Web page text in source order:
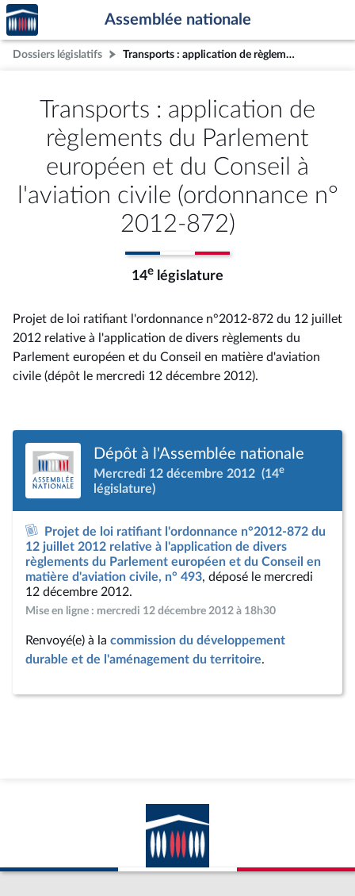
Aller au contenu
Aller en bas de la page
Accèder
à la
page
d'accueil
Assemblée nationale
Dossiers législatifs Transports : application de règlements du Parlement européen et du Conseil à l'aviation civile (ordonnance n° 2012-872)
Transports : application de
règlements du Parlement
européen et du Conseil à
l'aviation civile (ordonnance n°
2012-872)
14e législature
Projet de loi ratifiant l'ordonnance n°2012-872 du 12 juillet
2012 relative à l'application de divers règlements du
Parlement européen et du Conseil en matière d'aviation
civile (dépôt le mercredi 12 décembre 2012).
Dépôt à l'Assemblée nationale
Mercredi 12 décembre 2012 (14e
législature)
Projet de loi ratifiant l'ordonnance n°2012-872 du
12 juillet 2012 relative à l'application de divers
règlements du Parlement européen et du Conseil en
matière d'aviation civile, n° 493, déposé le mercredi
12 décembre 2012.
Mise en ligne : mercredi 12 décembre 2012 à 18h30
Renvoyé(e) à la commission du développement
durable et de l'aménagement du territoire.